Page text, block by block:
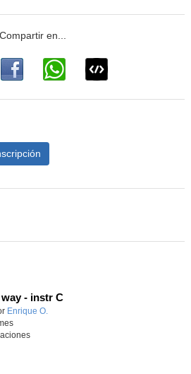
- instr C
educativo.
Enrique O.